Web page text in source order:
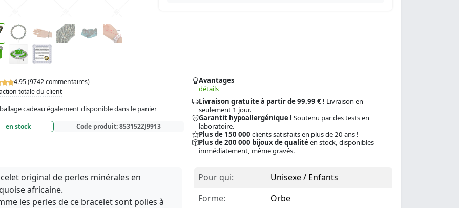
4.95 (9742 commentaires)
totale du client
cadeau également disponible dans le panier
en stock Code produit:853152ZJ9913
Avantages
détails
Livraison gratuite à partir de 99.99 € ! Livraison en
seulement 1 jour.
Garantit hypoallergénique ! Soutenu par des tests en
laboratoire.
Plus de 150 000 clients satisfaits en plus de 20 ans !
Plus de 200 000 bijoux de qualitéen stock, disponibles
immédiatement, même gravés.
original de perles minérales en
africaine.
les perles de ce bracelet sont polies à
Pour qui:
Unisexe / Enfants
Forme:
Orbe